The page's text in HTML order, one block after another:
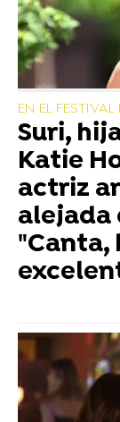
EN EL
Suri,
Katie
actriz
alejada
"Canta,